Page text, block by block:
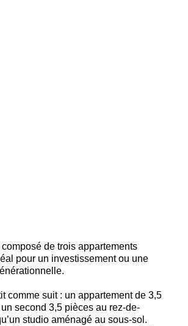
de trois appartements
pour un investissement ou une
comme suit : un appartement de 3,5
un second 3,5 pièces au rez-de-
studio aménagé au sous-sol.